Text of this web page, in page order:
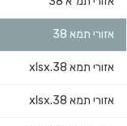
אזורי תמא 38
אזורי תמא 38.xlsx
אזורי תמא 38.xlsx